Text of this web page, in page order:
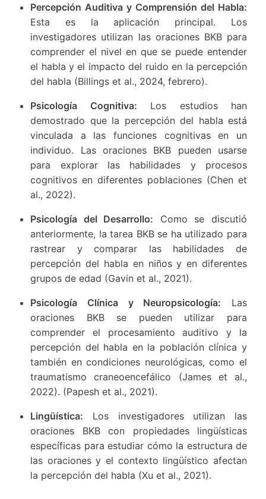
Percepción Auditiva y Comprensión del Habla:
Esta es la aplicación principal. Los
investigadores utilizan las oraciones BKB para
comprender el nivel en que se puede entender
el habla y el impacto del ruido en la percepción
del habla (Billings et al., 2024, febrero).
Psicología Cognitiva: Los estudios han
demostrado que la percepción del habla está
vinculada a las funciones cognitivas en un
individuo. Las oraciones BKB pueden usarse
para explorar las habilidades y procesos
cognitivos en diferentes poblaciones (Chen et
al., 2022).
Psicología del Desarrollo: Como se discutió
anteriormente, la tarea BKB se ha utilizado para
rastrear y comparar las habilidades de
percepción del habla en niños y en diferentes
grupos de edad (Gavin et al., 2021).
Psicología Clínica y Neuropsicología: Las
oraciones BKB se pueden utilizar para
comprender el procesamiento auditivo y la
percepción del habla en la población clínica y
también en condiciones neurológicas, como el
traumatismo craneoencefálico (James et al.,
2022). (Papesh et al., 2021).
Lingüística: Los investigadores utilizan las
oraciones BKB con propiedades lingüísticas
específicas para estudiar cómo la estructura de
las oraciones y el contexto lingüístico afectan
la percepción del habla (Xu et al., 2021).